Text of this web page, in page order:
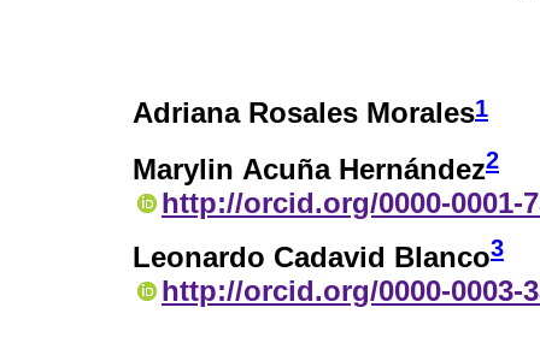
Adriana Rosales Morales1
Marylin Acuña Hernández2
http://orcid.org/0000-0001-
Leonardo Cadavid Blanco3
http://orcid.org/0000-0003-